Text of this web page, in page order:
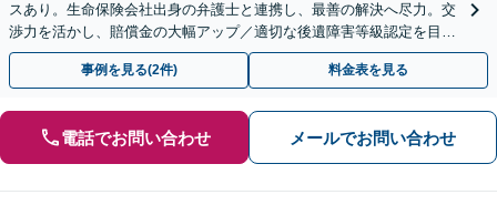
スあり。生命保険会社出身の弁護士と連携し、最善の解決へ尽力。交
渉力を活かし、賠償金の大幅アップ／適切な後遺障害等級認定を目指
します【弁護士費用特約】【Zoom面談可能】
事例を見る(2件) 料金表を見る
電話でお問い合わせ メールでお問い合わせ